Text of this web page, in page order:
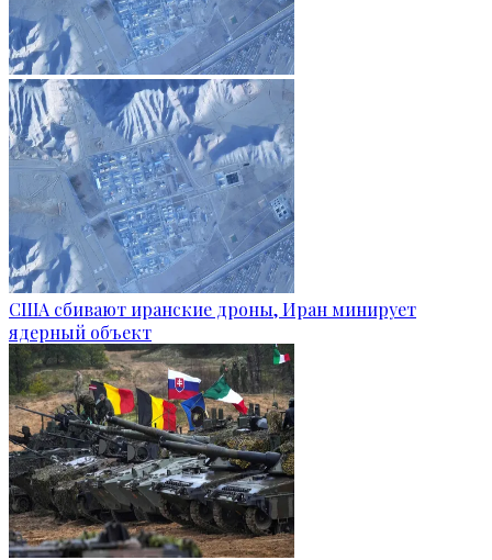
США сбивают иранские дроны, Иран минирует
ядерный объект